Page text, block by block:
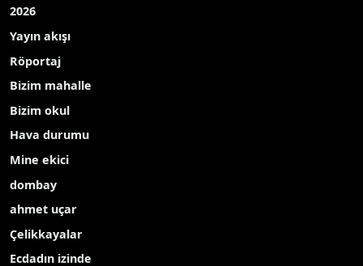
Acıbadem Üniversitesi Tıp Fakültesi
ALIS26 Kongresinin teması onkoloji oldu.
"Oncoverse: Horizons in Cancer" temalı kongrede
dünyanın önde gelen bilim insanları ile öğrenciler
bir araya geldi. Kongrede kanser araştırmalarının
geleceği, yeni nesil tedavi yöntemleri ve güncel